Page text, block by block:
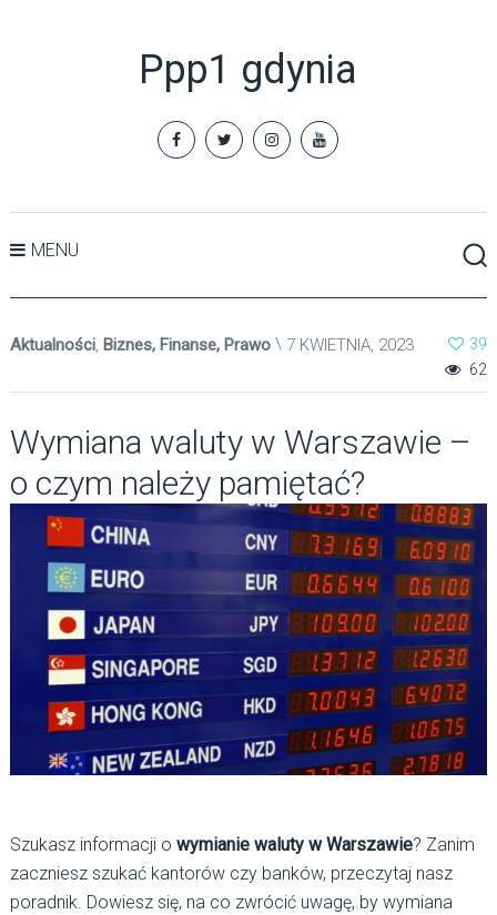
Ppp1 gdynia
MENU
Aktualności, Biznes, Finanse, Prawo 7 KWIETNIA, 2023
39
62
Wymiana waluty w Warszawie –
o czym należy pamiętać?
Szukasz informacji o wymianie waluty w Warszawie? Zanim
zaczniesz szukać kantorów czy banków, przeczytaj nasz
poradnik. Dowiesz się, na co zwrócić uwagę, by wymiana